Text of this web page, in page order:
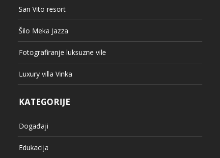
San Vito resort
Šilo Meka Jazza
Fotografiranje luksuzne vile
Luxury villa Vinka
KATEGORIJE
Događaji
Edukacija